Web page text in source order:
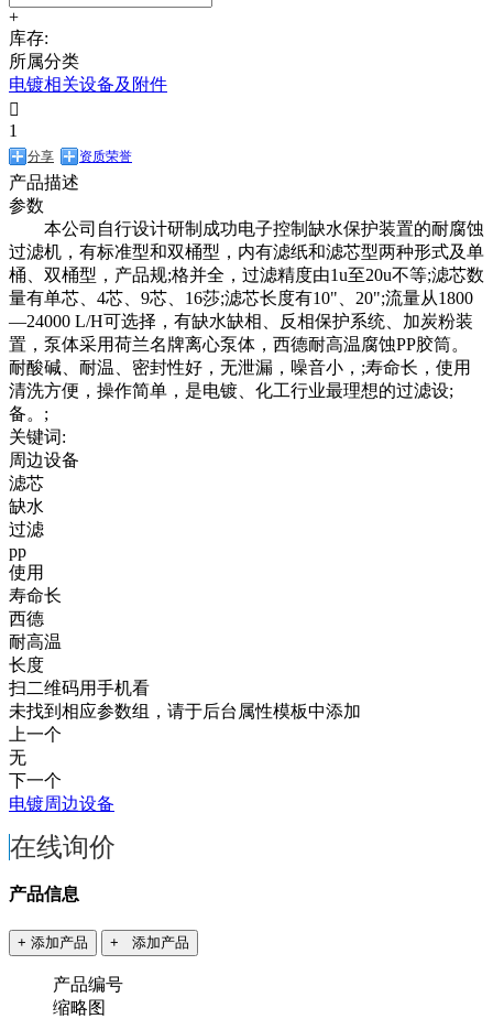
+
库存:
所属分类
电镀相关设备及附件

1
分享 资质荣誉
产品描述
参数
本公司自行设计研制成功电子控制缺水保护装置的耐腐蚀
过滤机，有标准型和双桶型，内有滤纸和滤芯型两种形式及单
桶、双桶型，产品规;格并全，过滤精度由1u至20u不等;滤芯数
量有单芯、4芯、9芯、16莎;滤芯长度有10"、20";流量从1800
—24000 L/H可选择，有缺水缺相、反相保护系统、加炭粉装
置，泵体采用荷兰名牌离心泵体，西德耐高温腐蚀PP胶筒。
耐酸碱、耐温、密封性好，无泄漏，噪音小，;寿命长，使用
清洗方便，操作简单，是电镀、化工行业最理想的过滤设;
备。;
关键词:
周边设备
滤芯
缺水
过滤
pp
使用
寿命长
西德
耐高温
长度
扫二维码用手机看
未找到相应参数组，请于后台属性模板中添加
上一个
无
下一个
电镀周边设备
在线询价
产品信息
+ 添加产品 + 添加产品
产品编号
缩略图